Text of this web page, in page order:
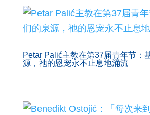
Petar Palić主教在第37届青年节：
源，祂的恩宠永不止息地涌流